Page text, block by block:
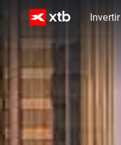
Invertir